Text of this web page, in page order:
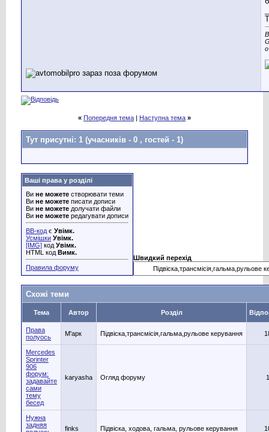
« Попередня тема | Наступна тема »
Тут присутні: 1 (учасників - 0 , гостей - 1)
Ваші права у розділі
Ви не можете створювати теми
Ви не можете писати дописи
Ви не можете долучати файли
Ви не можете редагувати дописи
BB-код є Увімк.
Усмішки Увімк.
[IMG] код Увімк.
HTML код Вимк.
Правила форуму
Швидкий перехід
Схожі теми
Тема Автор Розділ
Права
полуось
М'арк Підвіска,трансмісія,гальма,рульове керування
Mercedes
Sprinter
906
форум:
задавайте
сами
тему
бесед
karyasha Огляд форуму 1
Нужна
задняя
finks Підвіска, ходова, гальма, рульове керування